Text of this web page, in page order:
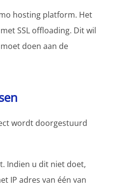
hosting platform. Het
SSL offloading. Dit wil
doen aan de
wordt doorgestuurd
Indien u dit niet doet,
IP adres van één van